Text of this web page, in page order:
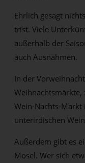
Ehrlich gesagt
trist. Viele
außerhalb der
auch Ausnahmen.
In der
Weihnachtsmärkte,
Wein-Nachts-
unterirdischen
Außerdem gibt es
Mosel. Wer sich